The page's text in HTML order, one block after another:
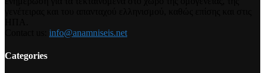
info@anamniseis.net
Categories